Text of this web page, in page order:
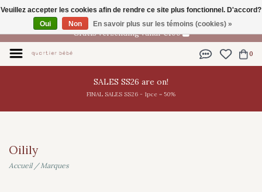
FR
Gratis verzending vanaf €100
0
SALES SS26 are on!
FINAL SALES SS26 - 1pce = 50%
Oilily
Accueil/Marques
Veuillez accepter les cookies afin de rendre ce site plus fonctionnel. D'accord?
Oui
Non En savoir plus sur les témoins (cookies) »